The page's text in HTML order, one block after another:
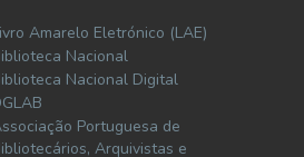
Amarelo Eletrónico (LAE)
Nacional
Nacional Digital
Portuguesa de
Arquivistas e